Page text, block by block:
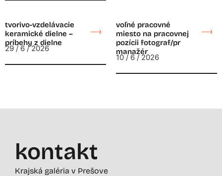
tvorivo-vzdelávacie
keramické dielne –
príbehy z dielne
29 / 6 / 2026
voľné pracovné
miesto na pracovnej
pozícii fotograf/pr
manažér
10 / 6 / 2026
kontakt
Krajská galéria v Prešove